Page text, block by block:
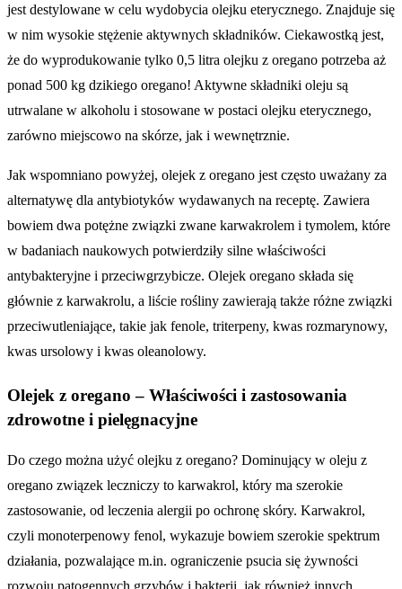
jest destylowane w celu wydobycia olejku eterycznego. Znajduje się
w nim wysokie stężenie aktywnych składników. Ciekawostką jest,
że do wyprodukowanie tylko 0,5 litra olejku z oregano potrzeba aż
ponad 500 kg dzikiego oregano! Aktywne składniki oleju są
utrwalane w alkoholu i stosowane w postaci olejku eterycznego,
zarówno miejscowo na skórze, jak i wewnętrznie.
Jak wspomniano powyżej, olejek z oregano jest często uważany za
alternatywę dla antybiotyków wydawanych na receptę. Zawiera
bowiem dwa potężne związki zwane karwakrolem i tymolem, które
w badaniach naukowych potwierdziły silne właściwości
antybakteryjne i przeciwgrzybicze. Olejek oregano składa się
głównie z karwakrolu, a liście rośliny zawierają także różne związki
przeciwutleniające, takie jak fenole, triterpeny, kwas rozmarynowy,
kwas ursolowy i kwas oleanolowy.
Olejek z oregano – Właściwości i zastosowania
zdrowotne i pielęgnacyjne
Do czego można użyć olejku z oregano? Dominujący w oleju z
oregano związek leczniczy to karwakrol, który ma szerokie
zastosowanie, od leczenia alergii po ochronę skóry. Karwakrol,
czyli monoterpenowy fenol, wykazuje bowiem szerokie spektrum
działania, pozwalające m.in. ograniczenie psucia się żywności